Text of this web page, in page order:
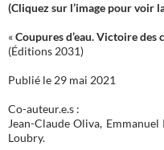
(Cliquez sur l’image pour voir
«Coupures d’eau. Victoire
(Éditions 2031)
Publié le 29 mai 2021
Co-auteur.e.s :
Jean-Claude Oliva,
Loubry.